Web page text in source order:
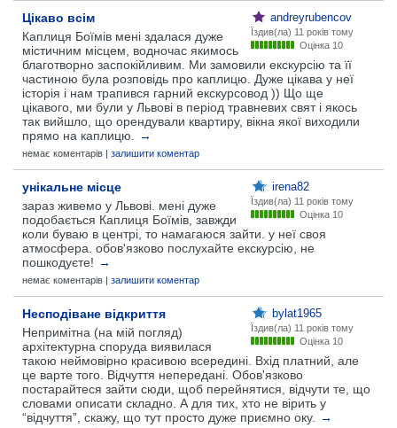
andreyrubencov
Їздив(ла) 11 років тому
Оцінка 10
Цікаво всім
Каплиця Боїмів мені здалася дуже
містичним місцем, водночас якимось
благотворно заспокійливим. Ми замовили екскурсію та її
частиною була розповідь про каплицю. Дуже цікава у неї
історія і нам трапився гарний екскурсовод )) Що ще
цікавого, ми були у Львові в період травневих свят і якось
так вийшло, що орендували квартиру, вікна якої виходили
прямо на каплицю.
→
немає коментарів | залишити коментар
irena82
Їздив(ла) 11 років тому
Оцінка 10
унікальне місце
зараз живемо у Львові. мені дуже
подобається Каплиця Боїмів, завжди
коли буваю в центрі, то намагаюся зайти. у неї своя
атмосфера. обов'язково послухайте екскурсію, не
пошкодуєте! →
немає коментарів | залишити коментар
bylat1965
Їздив(ла) 11 років тому
Оцінка 10
Несподіване відкриття
Непримітна (на мій погляд)
архітектурна споруда виявилася
такою неймовірно красивою всередині. Вхід платний, але
це варте того. Відчуття непередані. Обов'язково
постарайтеся зайти сюди, щоб перейнятися, відчути те, що
словами описати складно. А для тих, хто не вірить у
“відчуття”, скажу, що тут просто дуже приємно оку.
→